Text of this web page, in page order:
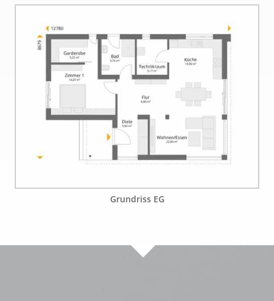
Grundriss EG